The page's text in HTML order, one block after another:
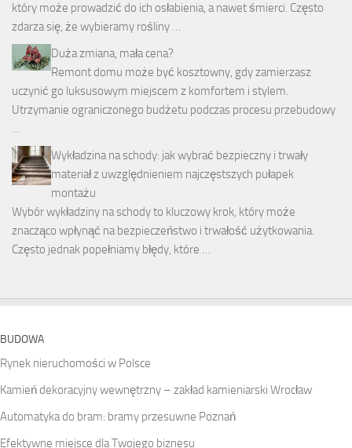
który może prowadzić do ich osłabienia, a nawet śmierci. Często
zdarza się, że wybieramy rośliny …
Duża zmiana, mała cena?
Remont domu może być kosztowny, gdy zamierzasz
uczynić go luksusowym miejscem z komfortem i stylem.
Utrzymanie ograniczonego budżetu podczas procesu przebudowy
…
Wykładzina na schody: jak wybrać bezpieczny i trwały
materiał z uwzględnieniem najczęstszych pułapek
montażu
Wybór wykładziny na schody to kluczowy krok, który może
znacząco wpłynąć na bezpieczeństwo i trwałość użytkowania.
Często jednak popełniamy błędy, które …
BUDOWA
Rynek nieruchomości w Polsce
Kamień dekoracyjny wewnętrzny – zakład kamieniarski Wrocław
Automatyka do bram: bramy przesuwne Poznań
Efektywne miejsce dla Twojego biznesu